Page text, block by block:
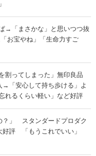
→「まさかな」と思いつつ抜
お宝やね」「生命力すご
割ってしまった」無印良品
→「安心して持ち歩ける」よ
れるくらい軽い」など好評
？」 スタンダードプロダク
好評 「もうこれでいい」